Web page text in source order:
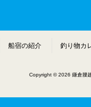
船宿の紹介 釣り物カ
Copyright © 2026 鎌倉腰